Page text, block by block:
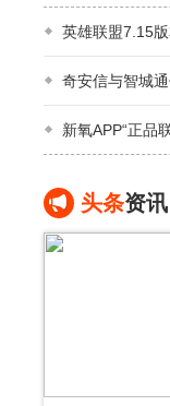
英雄联盟7.15
奇安信与智城
新氧APP“正品
头条资讯